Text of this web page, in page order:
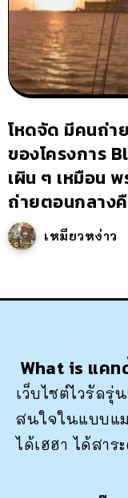
โหดจัด มีคนถ่า
ของโครงการ
เผิน ๆ เหมือน
ถ่ายตอนกลาง
เหมียวหง่าว
What is แคท
เว็บไซต์ไวรัลรุ่
สนใจในแบบแ
ได้เฮฮา ได้สาร